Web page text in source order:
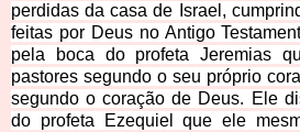
perdidas da casa de Israel,
feitas por Deus no Antigo
pela boca do profeta Jeremias
pastores segundo o seu próprio
segundo o coração de Deus. Ele
do profeta Ezequiel que ele